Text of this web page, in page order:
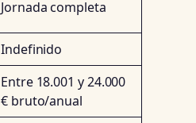
Jornada completa
Indefinido
Entre 18.001 y 24.000
€ bruto/anual